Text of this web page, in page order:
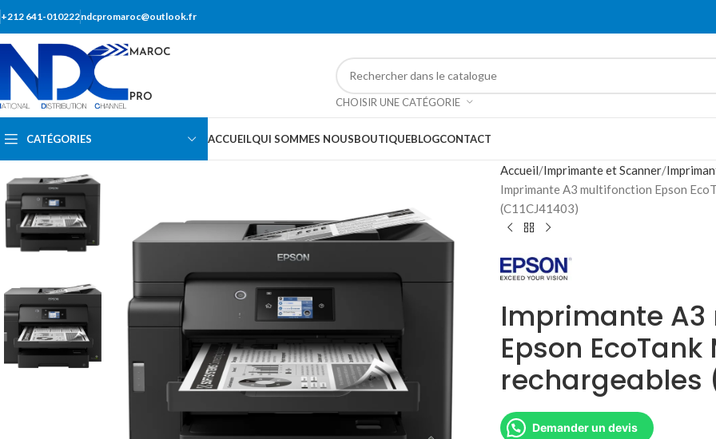
+212 641-010222ndcpromaroc@outlook.fr
CHOISIR UNE CATÉGORIE
CATÉGORIES ACCUEILQUI SOMMES NOUSBOUTIQUEBLOGCONTACT
Accueil Imprimante et Scanner
Imprimante A3 multifonction Epson
(C11CJ41403)
Imprimante
Epson
rechargeables
Demander un devis